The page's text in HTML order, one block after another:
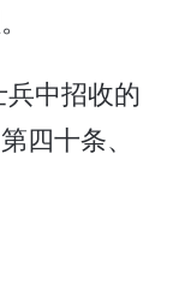
中招收的
四十条、